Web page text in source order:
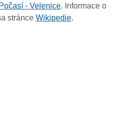
Počasí - Velenice. Informace o
stránce Wikipedie.